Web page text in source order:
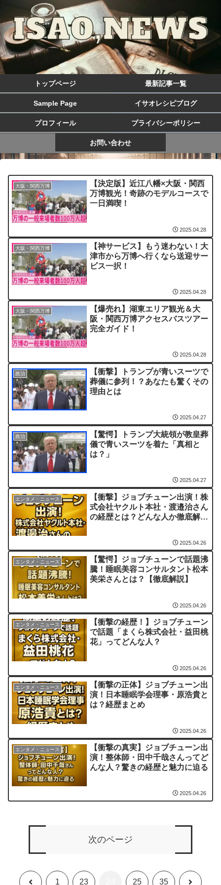
トップページ 最新記事一覧
Sample Page イサオレシピブログ
プロフィール プライバシーポリシー
お問い合わせ
大阪・関西万博
【決定版】近江八幡×大阪・関西
万博観光！奇跡のモデルコースで
一日満喫！
2025.04.28
大阪・関西万博
【神サービス】もう迷わない！大
津市から万博へ行くなら送迎サー
ビス一択！
2025.04.28
大阪・関西万博
【爆売れ】湖東エリア観光＆大
阪・関西万博アクセスバスツアー
完全ガイド！
2025.04.28
政治
【衝撃】トランプが青いスーツで
葬儀に参列！？あなたも驚くその
理由とは
2025.04.27
政治
【驚愕】トランプ大統領が教皇葬
儀で青いスーツを着た「真相と
は？」
2025.04.27
エンタメ・ニュース
【衝撃】ジョブチューン出演！株
式会社ヤクルト本社・渡邉治さん
の経歴とは？どんな人か徹底解
2025.04.26
エンタメ・ニュース
【驚愕】ジョブチューンで話題沸
騰！睡眠美容コンサルタント松本
美栄さんとは？【徹底解説】
2025.04.26
エンタメ・ニュース
【衝撃の経歴！】ジョブチューン
で話題「まくら株式会社・益田桃
花」ってどんな人？
2025.04.26
エンタメ・ニュース
【衝撃の正体】ジョブチューン出
演！日本睡眠学会理事・原浩貴と
は？経歴まとめ
2025.04.26
エンタメ・ニュース
【衝撃の真実】ジョブチューン出
演！整体師・田中千哉さんってど
んな人？驚きの経歴と魅力に迫る
2025.04.26
次のページ
前 1 23 25 35 次